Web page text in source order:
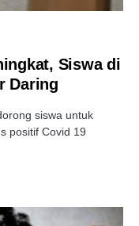
Siswa di
Daring
siswa untuk
positif Covid 19